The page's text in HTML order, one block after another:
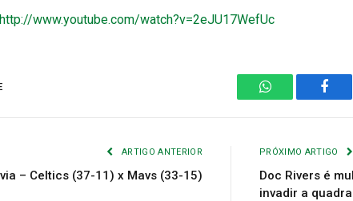
http://www.youtube.com/watch?v=2eJU17WefUc
WhatsApp
ARTIGO ANTERIOR
– Celtics (37-11) x Mavs (33-15)
PRÓXIMO ARTIGO
Doc Rivers é
invadir a quadra